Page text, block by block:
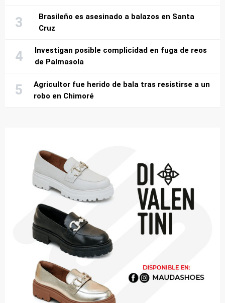
Brasileño es asesinado a balazos en Santa
Cruz
Investigan posible complicidad en fuga de reos
de Palmasola
Agricultor fue herido de bala tras resistirse a un
robo en Chimoré